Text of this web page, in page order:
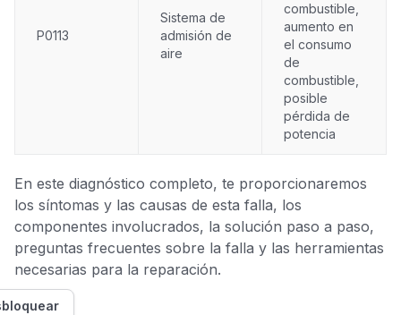
P0113
Sistema de
admisión de
aire
combustible,
aumento en
el consumo
de
combustible,
posible
pérdida de
potencia
En este diagnóstico completo, te proporcionaremos
los síntomas y las causas de esta falla, los
componentes involucrados, la solución paso a paso,
preguntas frecuentes sobre la falla y las herramientas
necesarias para la reparación.